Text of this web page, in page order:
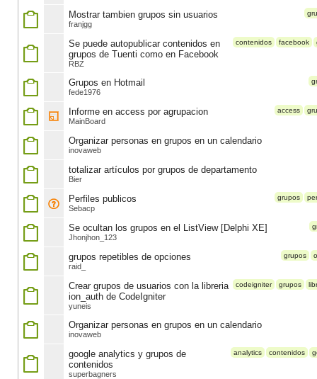
Mostrar tambien grupos sin usuarios
franjgg
contenidos facebook
Se puede autopublicar contenidos en
grupos de Tuenti como en Facebook
RBZ
Grupos en Hotmail
fede1976
access
Informe en access por agrupacion
MainBoard
Organizar personas en grupos en un calendario
inovaweb
totalizar artículos por grupos de departamento
Bier
grupos
Perfiles publicos
Sebacp
Se ocultan los grupos en el ListView [Delphi XE]
Jhonjhon_123
grupos
grupos repetibles de opciones
raid_
codeigniter grupos
Crear grupos de usuarios con la libreria
ion_auth de CodeIgniter
yuneis
Organizar personas en grupos en un calendario
inovaweb
analytics contenidos
google analytics y grupos de
contenidos
superbagners